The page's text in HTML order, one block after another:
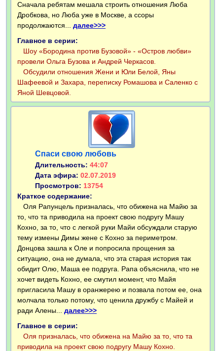
Сначала ребятам мешала строить отношения Люба
Дробкова, но Люба уже в Москве, а ссоры
продолжаются... далее>>>
Главное в серии:
Шоу «Бородина против Бузовой» - «Остров любви»
провели Ольга Бузова и Андрей Черкасов.
Обсудили отношения Жени и Юли Белой, Яны
Шафеевой и Захара, переписку Ромашова и Саленко с
Яной Шевцовой.
Спаси свою любовь
Длительность: 44:07
Дата эфира: 02.07.2019
Просмотров: 13754
Краткое содержание:
Оля Рапунцель призналась, что обижена на Майю за
то, что та приводила на проект свою подругу Машу
Кохно, за то, что с легкой руки Майи обсуждали старую
тему измены Димы жене с Кохно за периметром.
Донцова зашла к Оле и попросила прощения за
ситуацию, она не думала, что эта старая история так
обидит Олю, Маша ее подруга. Рапа объяснила, что не
хочет видеть Кохно, ее смутил момент, что Майя
пригласила Машу в оранжерею и позвала потом ее, она
молчала только потому, что ценила дружбу с Майей и
ради Алены... далее>>>
Главное в серии:
Оля призналась, что обижена на Майю за то, что та
приводила на проект свою подругу Машу Кохно.